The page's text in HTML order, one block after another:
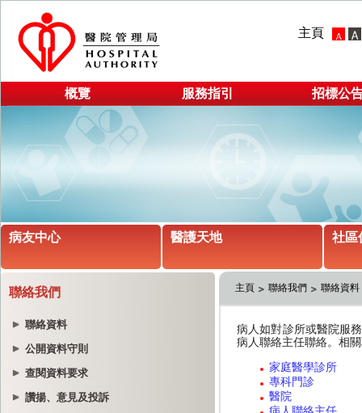
主頁
概覽 服務指引 招標公
病友中心 醫護天地 社區
聯絡我們
聯絡資料
公開資料守則
查閱資料要求
讚揚、意見及投訴
主頁 聯絡我們 聯絡資料